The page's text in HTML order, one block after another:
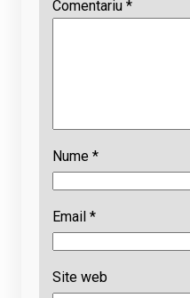
Comentariu *
Nume *
Email *
Site web